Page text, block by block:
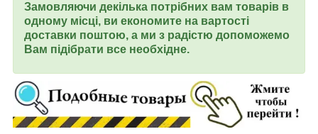
Замовляючи декілька потрібних вам товарів в
одному місці, ви економите на вартості
доставки поштою, а ми з радістю допоможемо
Вам підібрати все необхідне.